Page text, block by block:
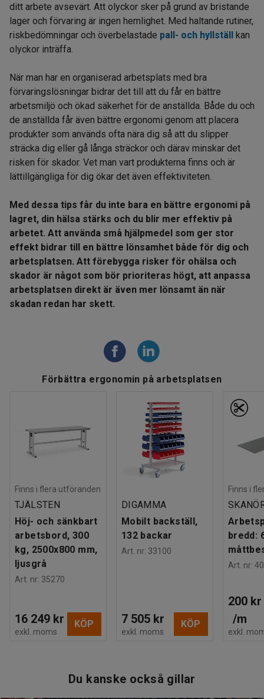
ditt arbete avsevärt. Att olyckor sker på grund av bristande
lager och förvaring är ingen hemlighet. Med haltande rutiner,
riskbedömningar och överbelastade pall- och hyllställ kan
olyckor inträffa.
När man har en organiserad arbetsplats med bra
förvaringslösningar bidrar det till att du får en bättre
arbetsmiljö och ökad säkerhet för de anställda. Både du och
de anställda får även bättre ergonomi genom att placera
produkter som används ofta nära dig så att du slipper
sträcka dig eller gå långa sträckor och därav minskar det
risken för skador. Vet man vart produkterna finns och är
lättillgängliga för dig ökar det även effektiviteten.
Med dessa tips får du inte bara en bättre ergonomi på
lagret, din hälsa stärks och du blir mer effektiv på
arbetet. Att använda små hjälpmedel som ger stor
effekt bidrar till en bättre lönsamhet både för dig och
arbetsplatsen. Att förebygga risker för ohälsa och
skador är något som bör prioriteras högt, att anpassa
arbetsplatsen direkt är även mer lönsamt än när
skadan redan har skett.
Förbättra ergonomin på arbetsplatsen
Finns i flera utföranden
TJÄLSTEN
Höj- och sänkbart
arbetsbord, 300
kg, 2500x800 mm,
ljusgrå
Art. nr: 35270
16 249 kr
exkl. moms
KÖP
DIGAMMA
Mobilt backställ,
132 backar
Art. nr: 33100
7 505 kr
exkl. moms
KÖP
Finns i
bredd:
Art. nr:
200 kr
/m
exkl.
Du kanske också gillar